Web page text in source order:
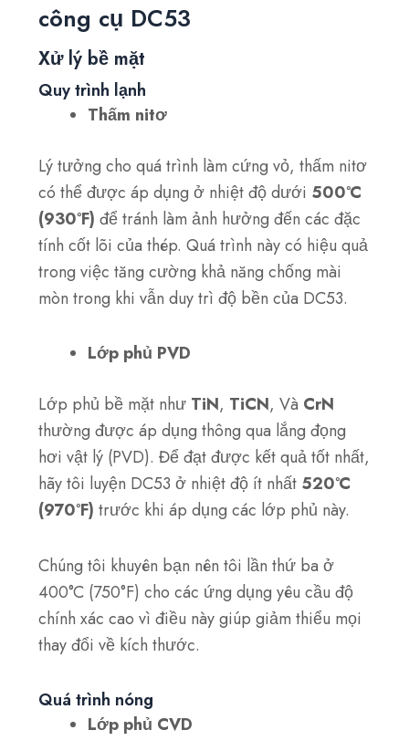
công cụ DC53
Xử lý bề mặt
Quy trình lạnh
Thấm nitơ
Lý tưởng cho quá trình làm cứng vỏ, thấm nitơ
có thể được áp dụng ở nhiệt độ dưới 500°C
(930°F) để tránh làm ảnh hưởng đến các đặc
tính cốt lõi của thép. Quá trình này có hiệu quả
trong việc tăng cường khả năng chống mài
mòn trong khi vẫn duy trì độ bền của DC53.
Lớp phủ PVD
Lớp phủ bề mặt như TiN, TiCN, Và CrN
thường được áp dụng thông qua lắng đọng
hơi vật lý (PVD). Để đạt được kết quả tốt nhất,
hãy tôi luyện DC53 ở nhiệt độ ít nhất 520°C
(970°F) trước khi áp dụng các lớp phủ này.
Chúng tôi khuyên bạn nên tôi lần thứ ba ở
400°C (750°F) cho các ứng dụng yêu cầu độ
chính xác cao vì điều này giúp giảm thiểu mọi
thay đổi về kích thước.
Quá trình nóng
Lớp phủ CVD